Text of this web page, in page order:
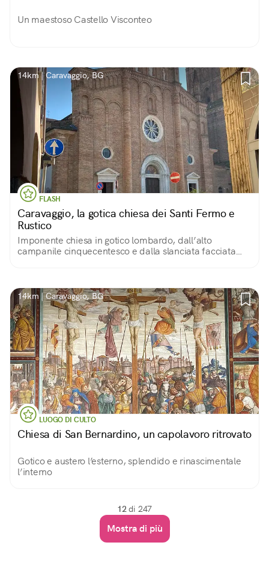
Un maestoso Castello Visconteo
14km | Caravaggio, BG
FLASH
Caravaggio, la gotica chiesa dei Santi Fermo e
Rustico
Imponente chiesa in gotico lombardo, dall’alto
campanile cinquecentesco e dalla slanciata facciata
14km | Caravaggio, BG
LUOGO DI CULTO
Chiesa di San Bernardino, un capolavoro ritrovato
Gotico e austero l’esterno, splendido e rinascimentale
l’interno
12di 247
Mostra di più